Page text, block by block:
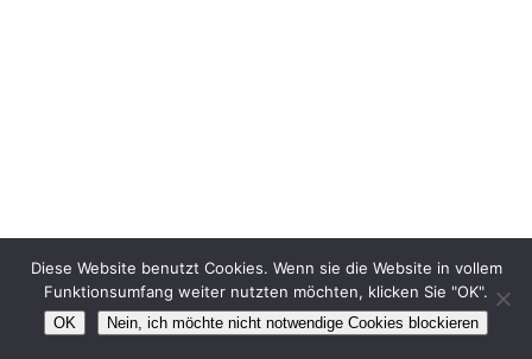
Diese Website benutzt Cookies. Wenn sie die Website in vollem
Funktionsumfang weiter nutzten möchten, klicken Sie "OK".
OK Nein, ich möchte nicht notwendige Cookies blockieren